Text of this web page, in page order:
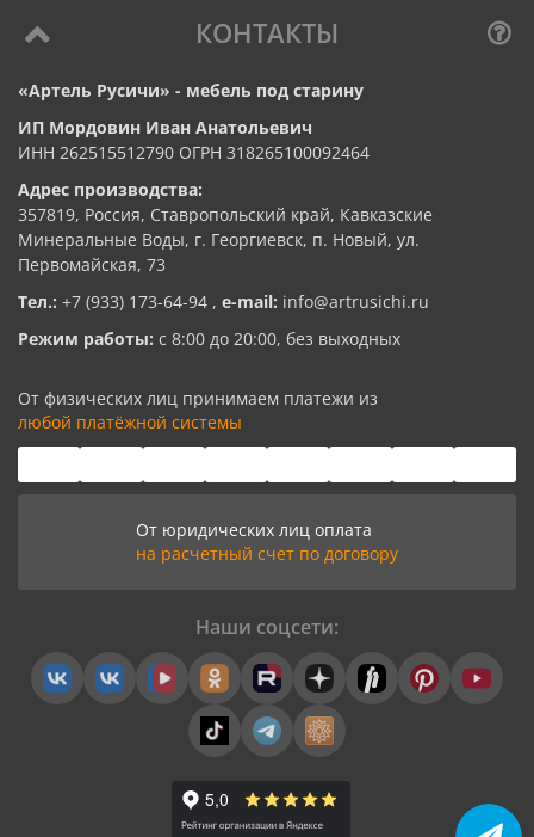
КОНТАКТЫ
«Артель Русичи» - мебель под старину
ИП Мордовин Иван Анатольевич
ИНН 262515512790 ОГРН 318265100092464
Адрес производства:
357819, Россия, Ставропольский край, Кавказские
Минеральные Воды, г. Георгиевск, п. Новый, ул.
Первомайская, 73
Тел.: +7 (933) 173-64-94 , e-mail: info@artrusichi.ru
Режим работы: с 8:00 до 20:00, без выходных
От физических лиц принимаем платежи из
любой платёжной системы
От юридических лиц оплата
на расчетный счет по договору
Наши соцсети: